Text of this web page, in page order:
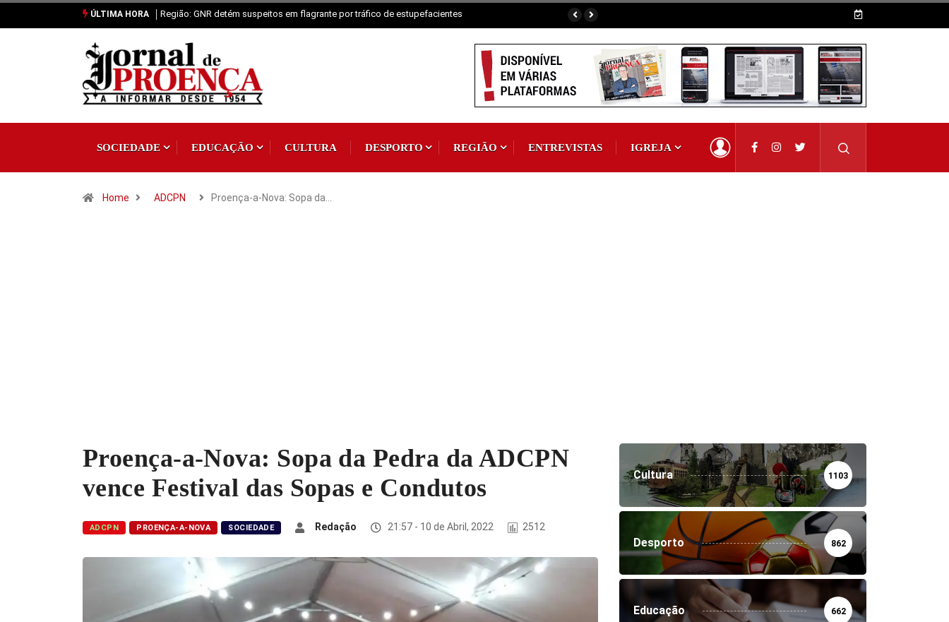
ÚLTIMA HORA Região: GNR detém suspeitos em flagrante por tráfico de estupefacientes
SOCIEDADE EDUCAÇÃO CULTURA DESPORTO REGIÃO ENTREVISTAS IGREJA
Home ADCPN Proença-a-Nova: Sopa da…
Proença-a-Nova: Sopa da Pedra da ADCPN
vence Festival das Sopas e Condutos
ADCPN PROENÇA-A-NOVA SOCIEDADE Redação 21:57 - 10 de Abril, 2022 2512
Cultura 1103
Desporto 862
Educação 662